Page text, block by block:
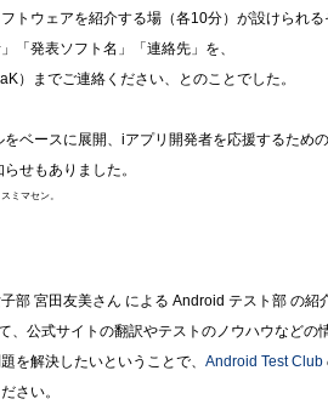
トウェアを紹介する場（各10分）が設けられ
「発表ソフト名」「連絡先」を、
）までご連絡ください、とのことでした。
ベースに展開、iアプリ開発者を応援するため
せもありました。
ミマセン。
部 宮田友美さん による Android テスト部 の紹
、公式サイトの翻訳やテストのノウハウなどの
を解決したいということで、 Android Test Club
さい。